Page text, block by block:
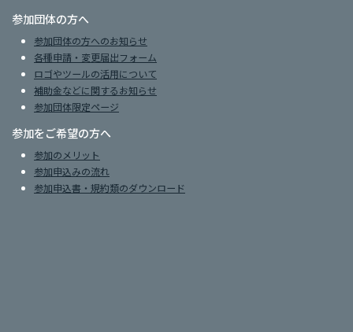
参加団体の方へ
参加団体の方へのお知らせ
各種申請・変更届出フォーム
ロゴやツールの活用について
補助金などに関するお知らせ
参加団体限定ページ
参加をご希望の方へ
参加のメリット
参加申込みの流れ
参加申込書・規約類のダウンロード